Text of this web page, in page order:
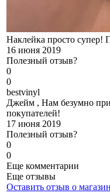
Наклейка просто супер!
16 июня 2019
Полезный отзыв?
0
0
bestvinyl
Джейм , Нам безумно
покупателей!
17 июня 2019
Полезный отзыв?
0
0
Еще комментарии
Еще отзывы
Оставить отзыв о